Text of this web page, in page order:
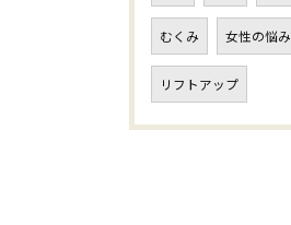
むくみ 女性の悩み
リフトアップ